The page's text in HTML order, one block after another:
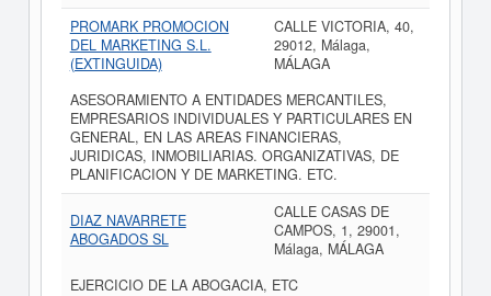
PROMARK PROMOCION
DEL MARKETING S.L.
(EXTINGUIDA)
CALLE VICTORIA, 40,
29012, Málaga,
MÁLAGA
ASESORAMIENTO A ENTIDADES MERCANTILES,
EMPRESARIOS INDIVIDUALES Y PARTICULARES EN
GENERAL, EN LAS AREAS FINANCIERAS,
JURIDICAS, INMOBILIARIAS. ORGANIZATIVAS, DE
PLANIFICACION Y DE MARKETING. ETC.
DIAZ NAVARRETE
ABOGADOS SL
CALLE CASAS DE
CAMPOS, 1, 29001,
Málaga, MÁLAGA
EJERCICIO DE LA ABOGACIA, ETC